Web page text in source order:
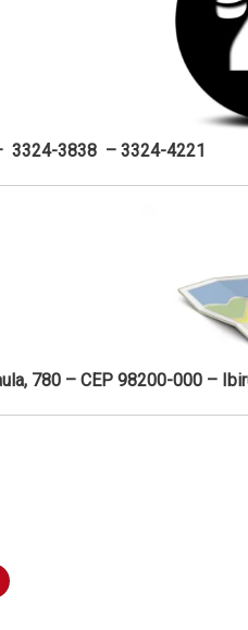
3324-3838 – 3324-4221
780 – CEP 98200-000 –